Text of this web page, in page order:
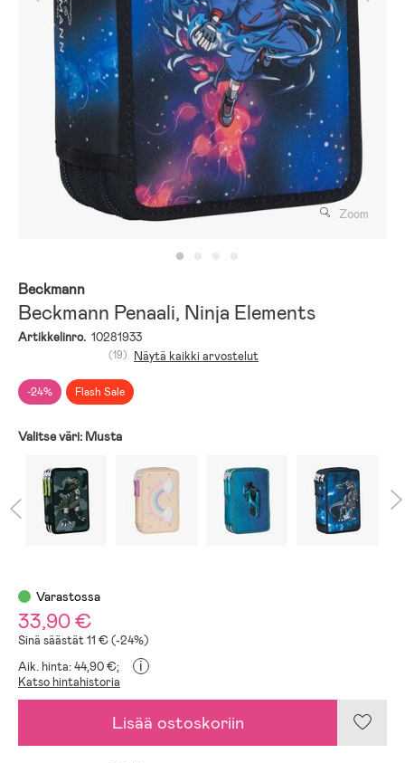
Zoom
Beckmann
Beckmann Penaali, Ninja Elements
Artikkelinro. 10281933
-24% Flash Sale
(19) Näytä kaikki arvostelut
Valitse väri: Musta
Varastossa
33,90 €
Sinä säästät 11 € (-24%)
Aik. hinta: 44,90 €;
i
Katso hintahistoria
Lisää ostoskoriin